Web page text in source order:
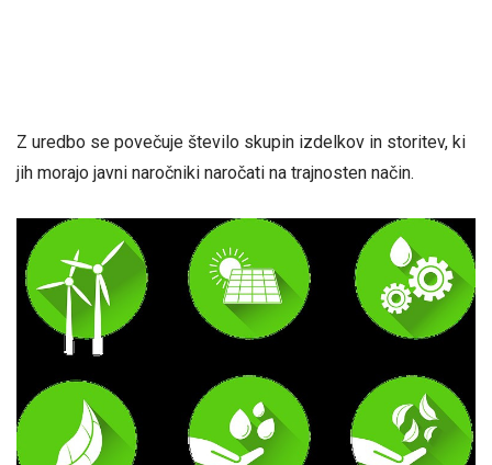
Z uredbo se povečuje število skupin izdelkov in storitev, ki
jih morajo javni naročniki naročati na trajnosten način.